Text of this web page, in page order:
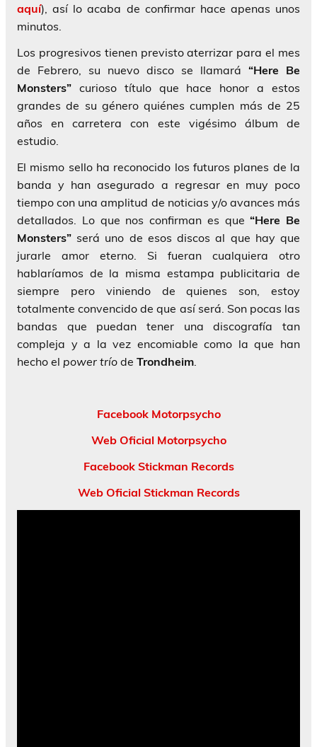
aquí), así lo acaba de confirmar hace apenas unos
minutos.
Los progresivos tienen previsto aterrizar para el mes
de Febrero, su nuevo disco se llamará “Here Be
Monsters” curioso título que hace honor a estos
grandes de su género quiénes cumplen más de 25
años en carretera con este vigésimo álbum de
estudio.
El mismo sello ha reconocido los futuros planes de la
banda y han asegurado a regresar en muy poco
tiempo con una amplitud de noticias y/o avances más
detallados. Lo que nos confirman es que“Here Be
Monsters” será uno de esos discos al que hay que
jurarle amor eterno. Si fueran cualquiera otro
hablaríamos de la misma estampa publicitaria de
siempre pero viniendo de quienes son, estoy
totalmente convencido de que así será. Son pocas las
bandas que puedan tener una discografía tan
compleja y a la vez encomiable como la que han
hecho el power trío de Trondheim.
Facebook Motorpsycho
Web Oficial Motorpsycho
Facebook Stickman Records
Web Oficial Stickman Records